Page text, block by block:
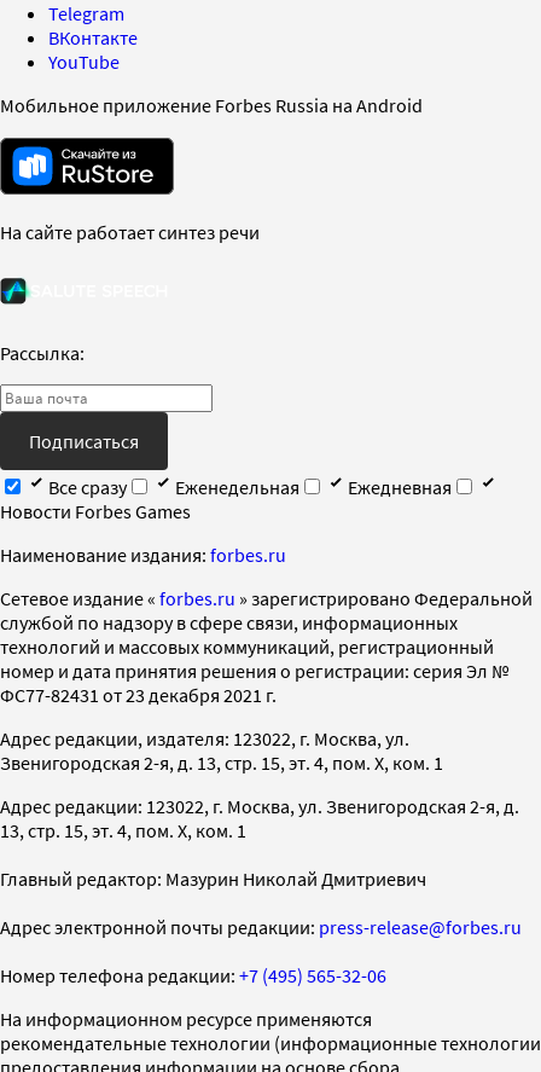
Telegram
ВКонтакте
YouTube
Мобильное приложение Forbes Russia на Android
На сайте работает синтез речи
Рассылка:
Подписаться
Все сразу
Еженедельная
Ежедневная
Новости Forbes Games
Наименование издания: forbes.ru
Cетевое издание « forbes.ru » зарегистрировано Федеральной
службой по надзору в сфере связи, информационных
технологий и массовых коммуникаций, регистрационный
номер и дата принятия решения о регистрации: серия Эл №
ФС77-82431 от 23 декабря 2021 г.
Адрес редакции, издателя: 123022, г. Москва, ул.
Звенигородская 2-я, д. 13, стр. 15, эт. 4, пом. X, ком. 1
Адрес редакции: 123022, г. Москва, ул. Звенигородская 2-я, д.
13, стр. 15, эт. 4, пом. X, ком. 1
Главный редактор: Мазурин Николай Дмитриевич
Адрес электронной почты редакции: press-release@forbes.ru
Номер телефона редакции: +7 (495) 565-32-06
На информационном ресурсе применяются
рекомендательные технологии (информационные технологии